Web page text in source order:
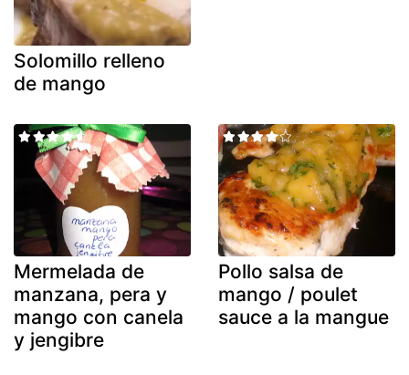
Solomillo relleno
de mango
Mermelada de
manzana, pera y
mango con canela
y jengibre
Pollo salsa de
mango / poulet
sauce a la mangue